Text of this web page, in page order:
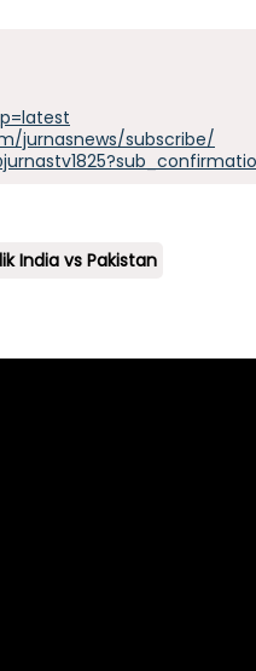
jurnasnews/subscribe/
India vs Pakistan